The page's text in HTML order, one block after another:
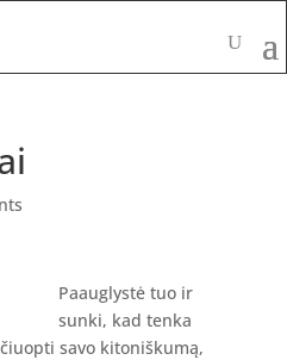
Paauglystė tuo ir
sunki, kad tenka
savo kitoniškumą,